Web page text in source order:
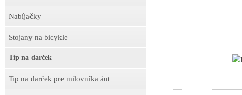
Nabíjačky
Stojany na bicykle
Tip na darček
Tip na darček pre milovníka áut